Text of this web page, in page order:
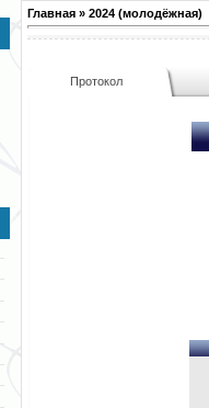
Главная » 2024 (молодёжная)
Протокол